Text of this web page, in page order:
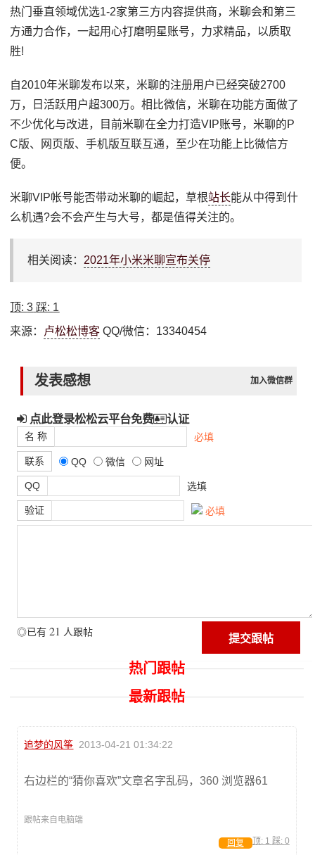
热门垂直领域优选1-2家第三方内容提供商，米聊会和第三
方通力合作，一起用心打磨明星账号，力求精品，以质取
胜!
自2010年米聊发布以来，米聊的注册用户已经突破2700
万，日活跃用户超300万。相比微信，米聊在功能方面做了
不少优化与改进，目前米聊在全力打造VIP账号，米聊的P
C版、网页版、手机版互联互通，至少在功能上比微信方
便。
米聊VIP帐号能否带动米聊的崛起，草根站长能从中得到什
么机遇?会不会产生与大号，都是值得关注的。
相关阅读： 2021年小米米聊宣布关停
顶:3 踩: 1
来源： 卢松松博客 QQ/微信：13340454
发表感想 加入微信群
点此登录松松云平台免费 认证
名 称 必填
联系 QQ 微信 网址
QQ 选填
验证 必填
◎已有 21 人跟帖
热门跟帖
最新跟帖
追梦的风筝 2013-04-21 01:34:22
右边栏的“猜你喜欢”文章名字乱码，360 浏览器61
跟帖来自电脑端
顶: 1 踩: 0
回复